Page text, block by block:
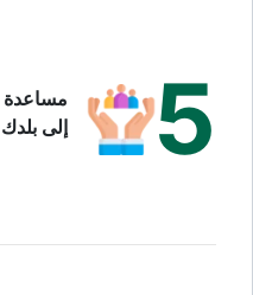
5
مساعدة
إلى بلدك